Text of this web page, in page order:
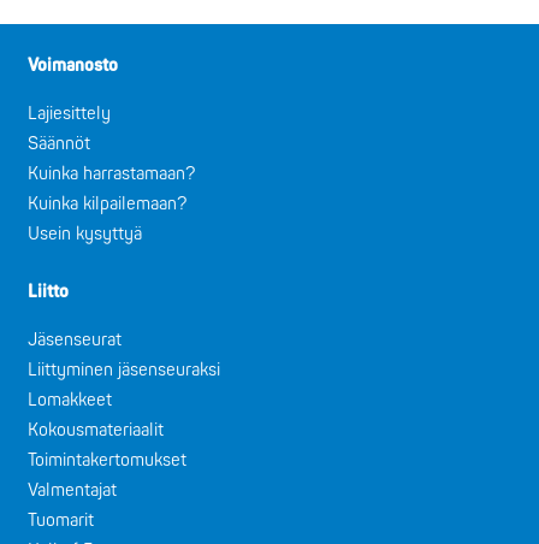
Voimanosto
Lajiesittely
Säännöt
Kuinka harrastamaan?
Kuinka kilpailemaan?
Usein kysyttyä
Liitto
Jäsenseurat
Liittyminen jäsenseuraksi
Lomakkeet
Kokousmateriaalit
Toimintakertomukset
Valmentajat
Tuomarit